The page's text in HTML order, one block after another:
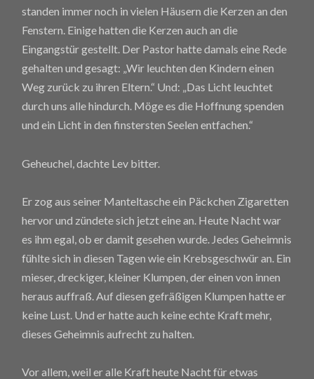
standen immer noch in vielen Häusern die Kerzen an den
Fenstern. Einige hatten die Kerzen auch an die
Eingangstür gestellt. Der Pastor hatte damals eine Rede
gehalten und gesagt: „Wir leuchten den Kindern einen
Weg zurück zu ihren Eltern.“ Und: „Das Licht leuchtet
durch uns alle hindurch. Möge es die Hoffnung spenden
und ein Licht in den finstersten Seelen entfachen.“
Geheuchel, dachte Lev bitter.
Er zog aus seiner Manteltasche ein Päckchen Zigaretten
hervor und zündete sich jetzt eine an. Heute Nacht war
es ihm egal, ob er damit gesehen wurde. Jedes Geheimnis
fühlte sich in diesen Tagen wie ein Krebsgeschwür an. Ein
mieser, dreckiger, kleiner Klumpen, der einen von innen
heraus auffraß. Auf diesen gefräßigen Klumpen hatte er
keine Lust. Und er hatte auch keine echte Kraft mehr,
dieses Geheimnis aufrecht zu halten.
Vor allem, weil er alle Kraft heute Nacht für etwas